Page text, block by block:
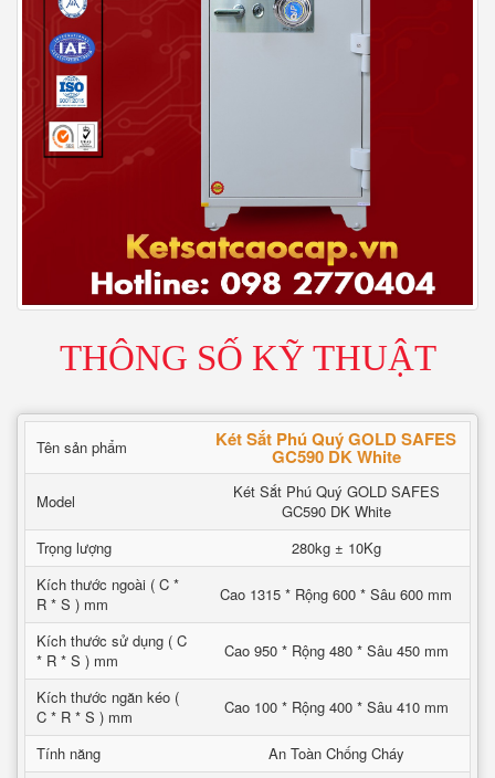
THÔNG SỐ KỸ THUẬT
Tên sản phẩm Két Sắt Phú Quý GOLD SAFES
GC590 DK White
Model
Két Sắt Phú Quý GOLD SAFES
GC590 DK White
Trọng lượng
280kg ± 10Kg
Kích thước ngoài ( C *
R * S ) mm
Cao 1315 * Rộng 600 * Sâu 600 mm
Kích thước sử dụng ( C
* R * S ) mm
Cao 950 * Rộng 480 * Sâu 450 mm
Kích thước ngăn kéo (
C * R * S ) mm
Cao 100 * Rộng 400 * Sâu 410 mm
Tính năng
An Toàn Chống Cháy